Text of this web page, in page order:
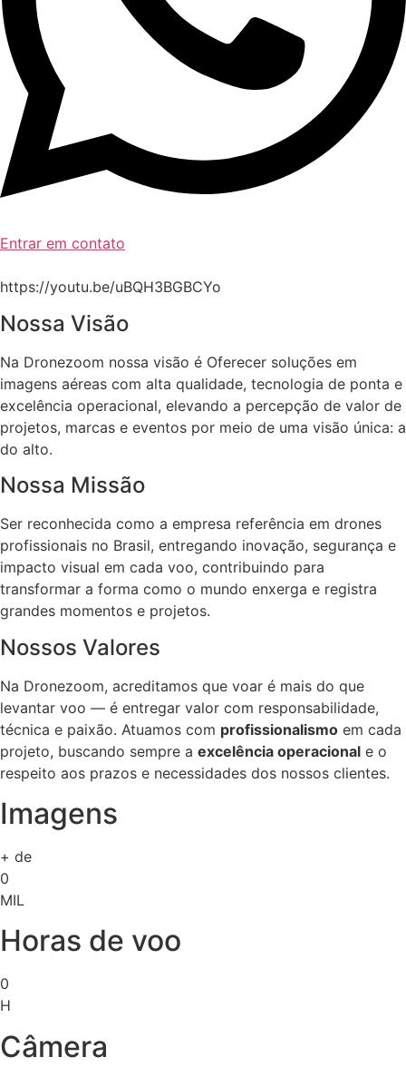
Entrar em contato
https://youtu.be/uBQH3BGBCYo
Nossa Visão
Na Dronezoom nossa visão é Oferecer soluções em
imagens aéreas com alta qualidade, tecnologia de ponta e
excelência operacional, elevando a percepção de valor de
projetos, marcas e eventos por meio de uma visão única: a
do alto.
Nossa Missão
Ser reconhecida como a empresa referência em drones
profissionais no Brasil, entregando inovação, segurança e
impacto visual em cada voo, contribuindo para
transformar a forma como o mundo enxerga e registra
grandes momentos e projetos.
Nossos Valores
Na Dronezoom, acreditamos que voar é mais do que
levantar voo — é entregar valor com responsabilidade,
técnica e paixão. Atuamos com profissionalismo em cada
projeto, buscando sempre a excelência operacional e o
respeito aos prazos e necessidades dos nossos clientes.
Imagens
+ de
0
MIL
Horas de voo
0
H
Câmera